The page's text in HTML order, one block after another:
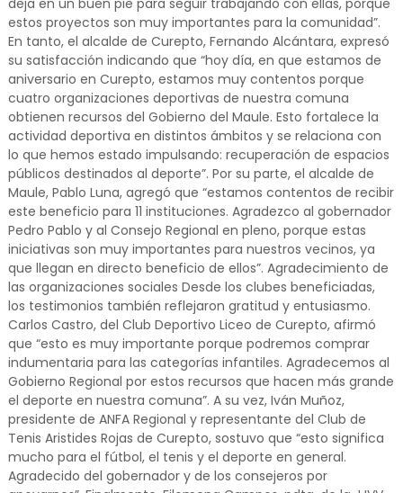
deja en un buen pie para seguir trabajando con ellas, porque
estos proyectos son muy importantes para la comunidad”.
En tanto, el alcalde de Curepto, Fernando Alcántara, expresó
su satisfacción indicando que “hoy día, en que estamos de
aniversario en Curepto, estamos muy contentos porque
cuatro organizaciones deportivas de nuestra comuna
obtienen recursos del Gobierno del Maule. Esto fortalece la
actividad deportiva en distintos ámbitos y se relaciona con
lo que hemos estado impulsando: recuperación de espacios
públicos destinados al deporte”. Por su parte, el alcalde de
Maule, Pablo Luna, agregó que “estamos contentos de recibir
este beneficio para 11 instituciones. Agradezco al gobernador
Pedro Pablo y al Consejo Regional en pleno, porque estas
iniciativas son muy importantes para nuestros vecinos, ya
que llegan en directo beneficio de ellos”. Agradecimiento de
las organizaciones sociales Desde los clubes beneficiadas,
los testimonios también reflejaron gratitud y entusiasmo.
Carlos Castro, del Club Deportivo Liceo de Curepto, afirmó
que “esto es muy importante porque podremos comprar
indumentaria para las categorías infantiles. Agradecemos al
Gobierno Regional por estos recursos que hacen más grande
el deporte en nuestra comuna”. A su vez, Iván Muñoz,
presidente de ANFA Regional y representante del Club de
Tenis Aristides Rojas de Curepto, sostuvo que “esto significa
mucho para el fútbol, el tenis y el deporte en general.
Agradecido del gobernador y de los consejeros por